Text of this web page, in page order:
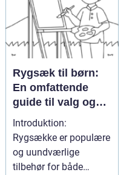
Rygsæk til børn:
En omfattende
guide til valg og
udvikling gennem
tiden
Introduktion:
Rygsække er populære
og uundværlige
tilbehør for både